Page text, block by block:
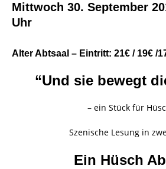
Mittwoch 30. September
Uhr
Alter Abtsaal – Eintritt: 21€ / 19€ /
“Und sie bewegt
– ein Stück für
Szenische Lesung in
Ein Hüsch